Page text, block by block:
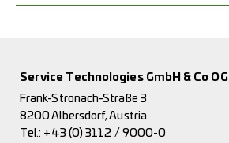
Service Technologies GmbH & Co OG
Frank-Stronach-Straße 3
8200 Albersdorf, Austria
Tel.: +43 (0) 3112 / 9000-0